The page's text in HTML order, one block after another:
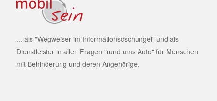
... als "Wegweiser im Informationsdschungel" und als
Dienstleister in allen Fragen "rund ums Auto" für Menschen
mit Behinderung und deren Angehörige.